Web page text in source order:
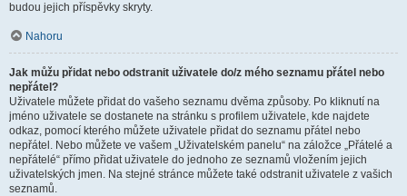
budou jejich příspěvky skryty.
Nahoru
Jak můžu přidat nebo odstranit uživatele do/z mého seznamu přátel nebo
nepřátel?
Uživatele můžete přidat do vašeho seznamu dvěma způsoby. Po kliknutí na
jméno uživatele se dostanete na stránku s profilem uživatele, kde najdete
odkaz, pomocí kterého můžete uživatele přidat do seznamu přátel nebo
nepřátel. Nebo můžete ve vašem „Uživatelském panelu“ na záložce „Přátelé a
nepřátelé“ přímo přidat uživatele do jednoho ze seznamů vložením jejich
uživatelských jmen. Na stejné stránce můžete také odstranit uživatele z vašich
seznamů.